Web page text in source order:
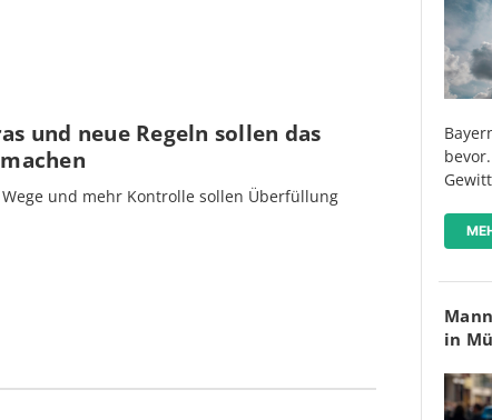
und neue Regeln sollen das
und mehr Kontrolle sollen Überfüllung
in